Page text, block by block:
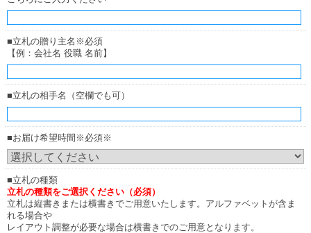
■立札の贈り主名※必須
【例：会社名 役職 名前】
■立札の相手名（空欄でも可）
■お届け希望時間※必須※
■立札の種類
立札の種類をご選択ください（必須）
立札は縦書きまたは横書きでご用意いたします。アルファベットが含ま
れる場合や
レイアウト調整が必要な場合は横書きでのご用意となります。